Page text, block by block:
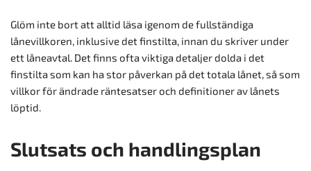
Glöm inte bort att alltid läsa igenom de fullständiga
lånevillkoren, inklusive det finstilta, innan du skriver under
ett låneavtal. Det finns ofta viktiga detaljer dolda i det
finstilta som kan ha stor påverkan på det totala lånet, så som
villkor för ändrade räntesatser och definitioner av lånets
löptid.
Slutsats och handlingsplan